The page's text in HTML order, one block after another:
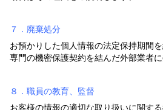
７．廃棄処分
お預かりした個人情報の法定保持期間
専門の機密保護契約を結んだ外部業者に
８．職員の教育、監督
お客様の情報の適切な取り扱いに関す